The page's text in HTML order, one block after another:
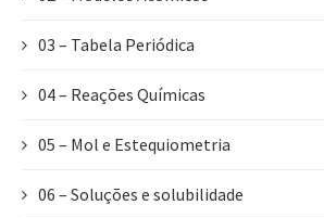
03 – Tabela Periódica
04 – Reações Químicas
05 – Mol e Estequiometria
06 – Soluções e solubilidade